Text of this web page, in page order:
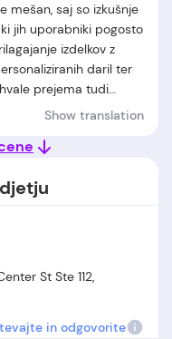
mešan, saj so izkušnje
jih uporabniki pogosto
izdelkov z
daril ter
prejema tudi
v večini primerov
zaradi dolgega
vračilo ali
kakovosti
oglaševanja
prejetimi izdelki).
ni bilo nikoli
nezadostna.
ponudbo za
nekatera tveganja
Show translation
St Ste 112,
in odgovorite